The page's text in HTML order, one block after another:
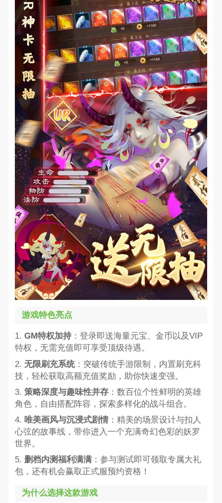
游戏特色亮点
1. GM特权加持：登录即送海量元宝、金币以及VIP
特权，无需充值即可享受顶级待遇。
2. 无限刷充系统：突破传统手游限制，内置刷充科
技，轻松获取高额充值奖励，助你快速变强。
3. 策略深度与趣味性并存：数百位个性鲜明的英雄
角色，自由搭配阵容，探索多样化的战斗组合。
4. 唯美画风与沉浸式剧情：精美的场景设计与扣人
心弦的故事线，带你进入一个充满奇幻色彩的妖罗
世界。
5. 删档内测福利满满：参与测试即可领取专属大礼
包，还有机会赢取正式服预约资格！
为什么选择这款游戏